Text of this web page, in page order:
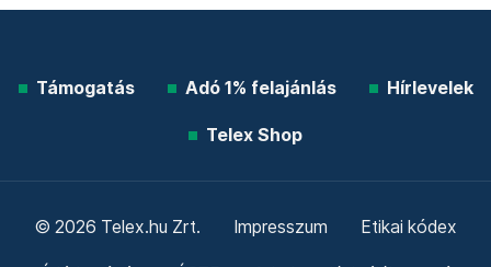
Támogatás Adó 1% felajánlás Hírlevelek
Telex Shop
© 2026 Telex.hu Zrt. Impresszum Etikai kódex